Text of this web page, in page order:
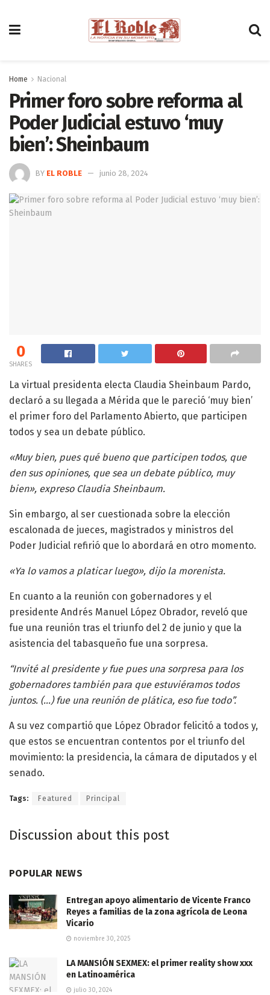
Home Nacional
Primer foro sobre reforma al
Poder Judicial estuvo ‘muy
bien’: Sheinbaum
BY EL ROBLE junio 28, 2024
0
SHARES
La virtual presidenta electa Claudia Sheinbaum Pardo,
declaró a su llegada a Mérida que le pareció ‘muy bien’
el primer foro del Parlamento Abierto, que participen
todos y sea un debate público.
«Muy bien, pues qué bueno que participen todos, que
den sus opiniones, que sea un debate público, muy
bien», expreso Claudia Sheinbaum.
Sin embargo, al ser cuestionada sobre la elección
escalonada de jueces, magistrados y ministros del
Poder Judicial refirió que lo abordará en otro momento.
«Ya lo vamos a platicar luego», dijo la morenista.
En cuanto a la reunión con gobernadores y el
presidente Andrés Manuel López Obrador, reveló que
fue una reunión tras el triunfo del 2 de junio y que la
asistencia del tabasqueño fue una sorpresa.
“Invité al presidente y fue pues una sorpresa para los
gobernadores también para que estuviéramos todos
juntos. (…) fue una reunión de plática, eso fue todo”.
A su vez compartió que López Obrador felicitó a todos y,
que estos se encuentran contentos por el triunfo del
movimiento: la presidencia, la cámara de diputados y el
senado.
Tags: Featured Principal
Discussion about this post
POPULAR NEWS
Entregan apoyo alimentario de Vicente Franco
Reyes a familias de la zona agrícola de Leona
Vicario
noviembre 30, 2025
LA MANSIÓN SEXMEX: el primer reality show xxx
en Latinoamérica
julio 30, 2024